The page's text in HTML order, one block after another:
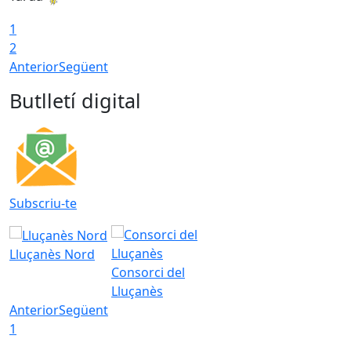
1
2
AnteriorSegüent
Butlletí digital
Subscriu-te
Lluçanès Nord
Consorci del
Lluçanès
AnteriorSegüent
1